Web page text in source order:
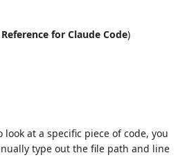
for Claude Code)
at a specific piece of code, you
type out the file path and line